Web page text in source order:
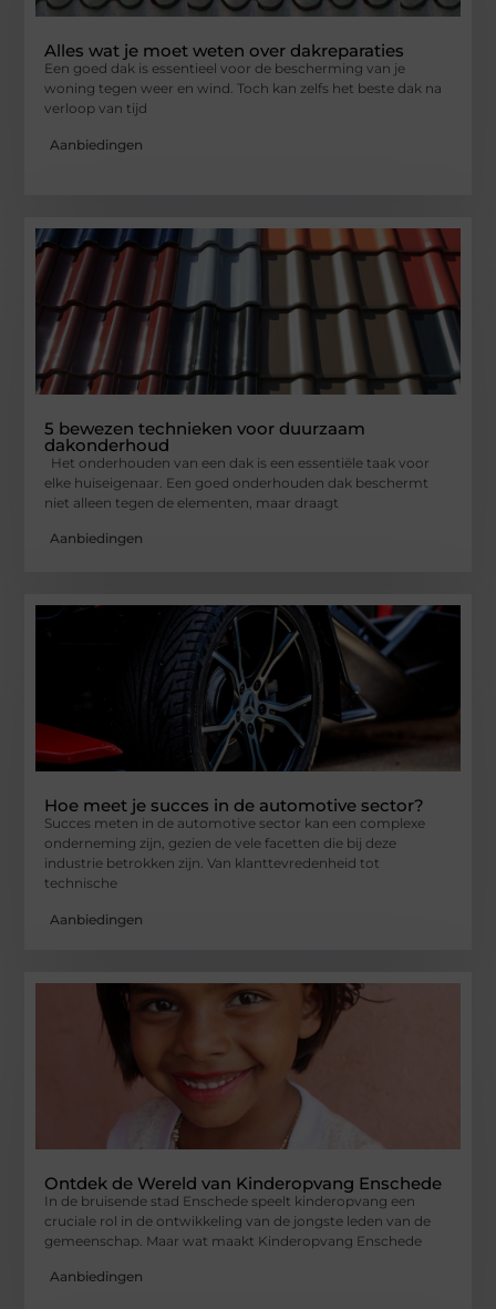
Alles wat je moet weten over dakreparaties
Een goed dak is essentieel voor de bescherming van je
woning tegen weer en wind. Toch kan zelfs het beste dak na
verloop van tijd
Aanbiedingen
5 bewezen technieken voor duurzaam
dakonderhoud
Het onderhouden van een dak is een essentiële taak voor
elke huiseigenaar. Een goed onderhouden dak beschermt
niet alleen tegen de elementen, maar draagt
Aanbiedingen
Hoe meet je succes in de automotive sector?
Succes meten in de automotive sector kan een complexe
onderneming zijn, gezien de vele facetten die bij deze
industrie betrokken zijn. Van klanttevredenheid tot
technische
Aanbiedingen
Ontdek de Wereld van Kinderopvang Enschede
In de bruisende stad Enschede speelt kinderopvang een
cruciale rol in de ontwikkeling van de jongste leden van de
gemeenschap. Maar wat maakt Kinderopvang Enschede
Aanbiedingen